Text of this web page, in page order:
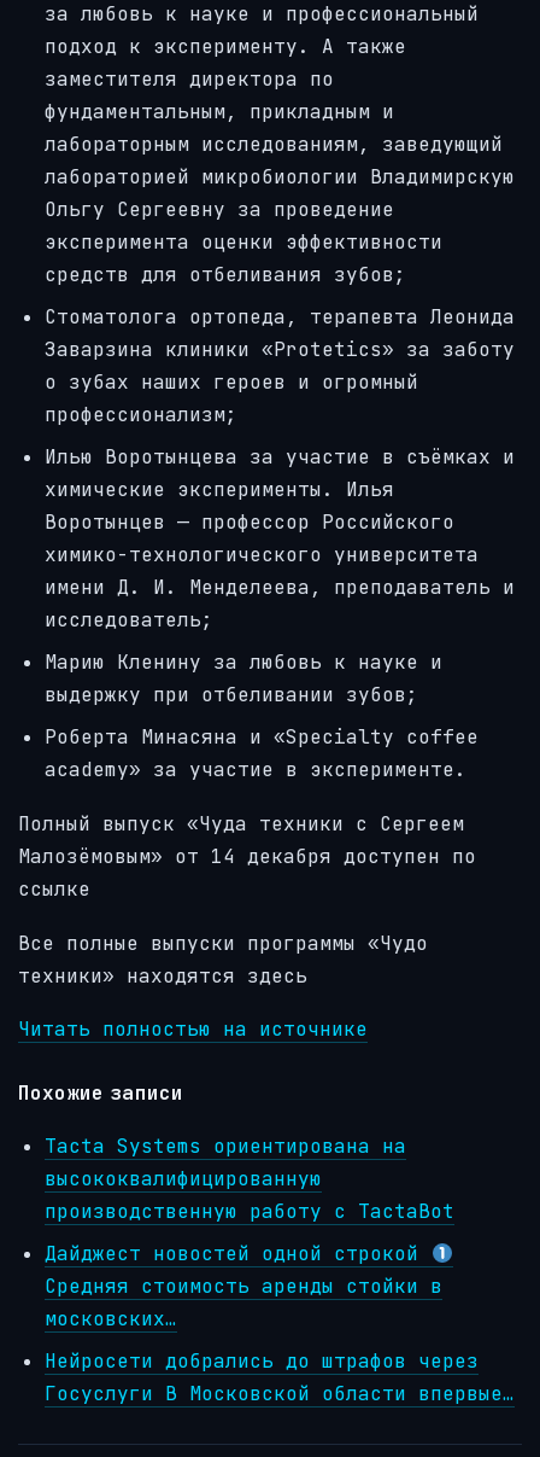
за любовь к науке и профессиональный
подход к эксперименту. А также
заместителя директора по
фундаментальным, прикладным и
лабораторным исследованиям, заведующий
лабораторией микробиологии Владимирскую
Ольгу Сергеевну за проведение
эксперимента оценки эффективности
средств для отбеливания зубов;
Стоматолога ортопеда, терапевтаЛеонида
Заварзина клиники «Protetics» за заботу
о зубах наших героев и огромный
профессионализм;
Илью Воротынцева за участие в съёмках и
химические эксперименты. Илья
Воротынцев — профессор Российского
химико-технологического университета
имени Д. И. Менделеева, преподаватель и
исследователь;
Марию Кленину за любовь к науке и
выдержку при отбеливании зубов;
Роберта Минасяна и «Specialty coffee
academy» за участие в эксперименте.
Полный выпуск «Чуда техники с Сергеем
Малозёмовым» от 14 декабря доступен по
ссылке
Все полные выпуски программы «Чудо
техники» находятся здесь
Читать полностью на источнике
Похожие записи
Tacta Systems ориентирована на
высококвалифицированную
производственную работу с TactaBot
Дайджест новостей одной строкой
Средняя стоимость аренды стойки в
московских…
Нейросети добрались до штрафов через
Госуслуги В Московской области впервые…